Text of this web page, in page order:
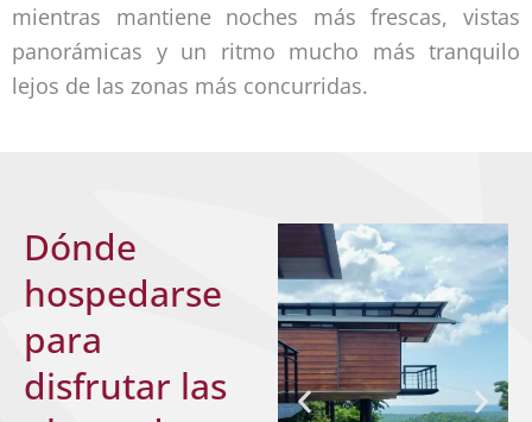
mientras mantiene noches más frescas, vistas
panorámicas y un ritmo mucho más tranquilo
lejos de las zonas más concurridas.
Dónde
hospedarse
para
disfrutar las